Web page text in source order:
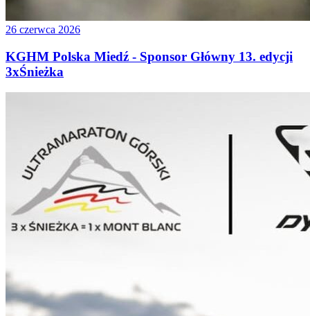
26 czerwca 2026
KGHM Polska Miedź - Sponsor Główny 13. edycji
3xŚnieżka